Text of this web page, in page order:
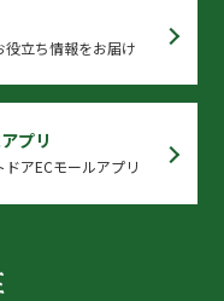
立ち情報をお届け
プリ
アECモールアプリ